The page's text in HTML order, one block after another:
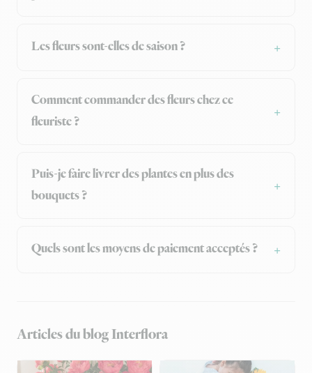
Les fleurs sont-elles de saison ?
Comment commander des fleurs chez ce
fleuriste ?
Puis-je faire livrer des plantes en plus des
bouquets ?
Quels sont les moyens de paiement acceptés ?
Articles du blog Interflora